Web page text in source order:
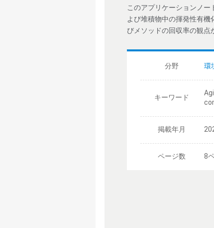
このアプリケーションノー
よび堆積物中の揮発性有
びメソッドの回収率の観点
分野 環
キーワード
掲載年月
ページ数 8